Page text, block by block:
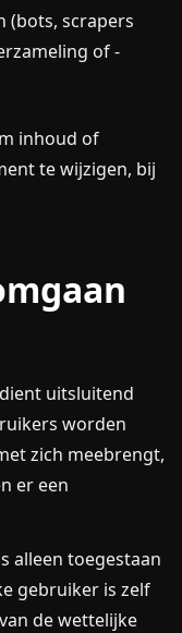
(bots, scrapers
of -
inhoud of
te wijzigen, bij
uitsluitend
worden
zich meebrengt,
er een
alleen toegestaan
gebruiker is zelf
de wettelijke